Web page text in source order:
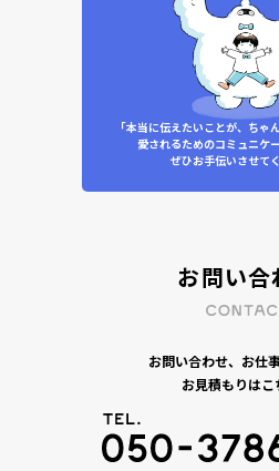
「本当に伝えたいことが、ちゃ
愛されるためのコミュニケ
ぜひお手伝いさせて
お問い合
お問い合わせ、お仕
お見積もりはこ